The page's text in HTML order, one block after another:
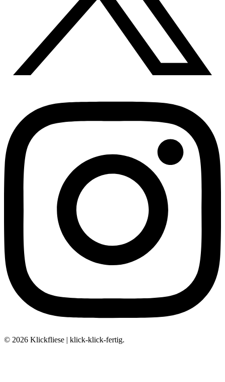
© 2026 Klickfliese | klick-klick-fertig.